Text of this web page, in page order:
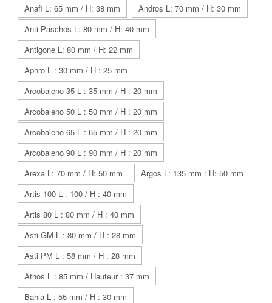
Anafi L: 65 mm / H: 38 mm
Andros L: 70 mm / H: 30 mm
Anti Paschos L: 80 mm / H: 40 mm
Antigone L: 80 mm / H: 22 mm
Aphro L : 30 mm / H : 25 mm
Arcobaleno 35 L : 35 mm / H : 20 mm
Arcobaleno 50 L : 50 mm / H : 20 mm
Arcobaleno 65 L : 65 mm / H : 20 mm
Arcobaleno 90 L : 90 mm / H : 20 mm
Arexa L: 70 mm / H: 50 mm
Argos L: 135 mm : H: 50 mm
Artis 100 L : 100 / H : 40 mm
Artis 80 L : 80 mm / H : 40 mm
Asti GM L : 80 mm / H : 28 mm
Asti PM L : 58 mm / H : 28 mm
Athos L : 85 mm / Hauteur : 37 mm
Bahia L : 55 mm / H : 30 mm